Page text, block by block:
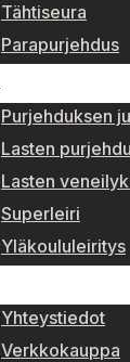
Tähtiseura
Parapurjehdus
Purjehduksen
Lasten
Lasten
Superleiri
Yläkoululeiritys
Yhteystiedot
Verkkokauppa